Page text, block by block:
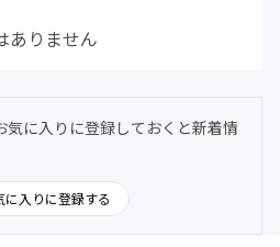
ありません
に入りに登録しておくと新着情
に入りに登録する